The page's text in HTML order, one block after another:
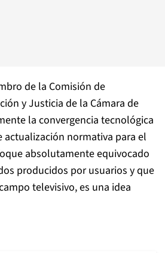
de la Comisión de
y Justicia de la Cámara de
la convergencia tecnológica
actualización normativa para el
absolutamente equivocado
producidos por usuarios y que
televisivo, es una idea